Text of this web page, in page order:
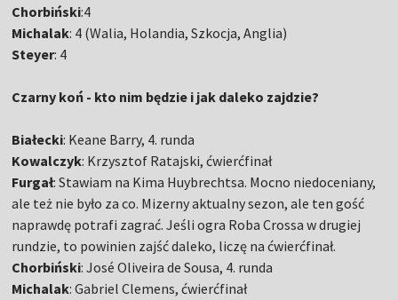
Chorbiński:4
Michalak: 4 (Walia, Holandia, Szkocja, Anglia)
Steyer: 4
Czarny koń - kto nim będzie i jak daleko zajdzie?
Białecki: Keane Barry, 4. runda
Kowalczyk: Krzysztof Ratajski, ćwierćfinał
Furgał: Stawiam na Kima Huybrechtsa. Mocno niedoceniany,
ale też nie było za co. Mizerny aktualny sezon, ale ten gość
naprawdę potrafi zagrać. Jeśli ogra Roba Crossa w drugiej
rundzie, to powinien zajść daleko, liczę na ćwierćfinał.
Chorbiński: José Oliveira de Sousa, 4. runda
Michalak: Gabriel Clemens, ćwierćfinał